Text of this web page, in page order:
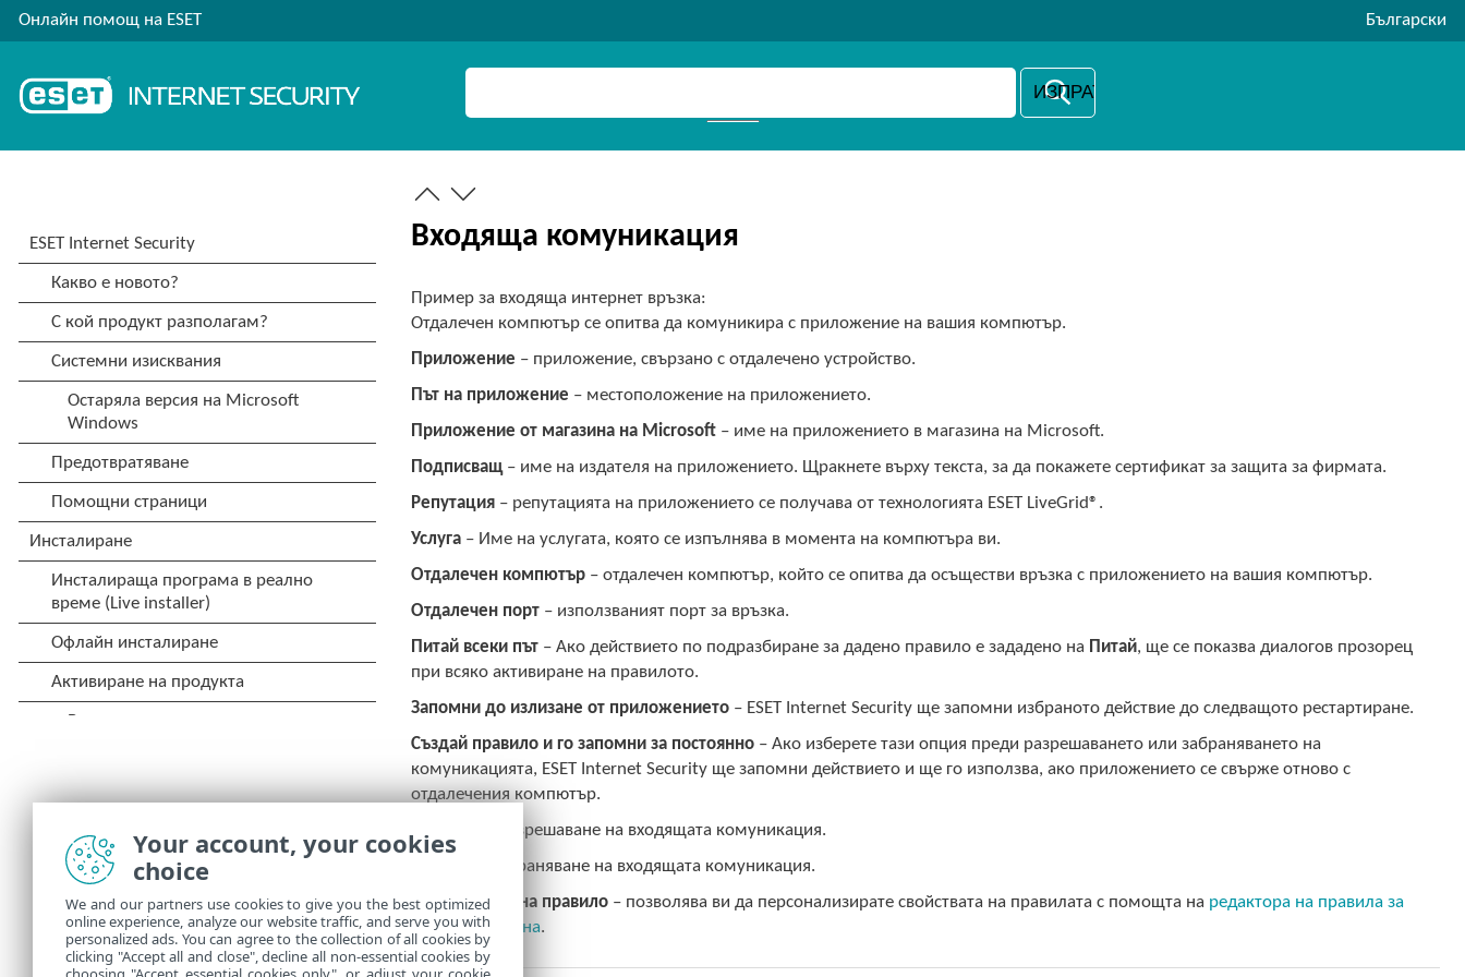
Онлайн помощ на ESET Български
Входяща комуникация
Пример за входяща интернет връзка:
Отдалечен компютър се опитва да комуникира с приложение на вашия компютър.
Приложение – приложение, свързано с отдалечено устройство.
Път на приложение – местоположение на приложението.
Приложение от магазина на Microsoft – име на приложението в магазина на Microsoft.
Подписващ– име на издателя на приложението. Щракнете върху текста, за да покажете сертификат за защита за фирмата.
Репутация – репутацията на приложението се получава от технологията ESET LiveGrid®.
Услуга – Име на услугата, която се изпълнява в момента на компютъра ви.
Отдалечен компютър – отдалечен компютър, който се опитва да осъществи връзка с приложението на вашия компютър.
Отдалечен порт – използваният порт за връзка.
Питай всеки път – Ако действието по подразбиране за дадено правило е зададено на Питай, ще се показва диалогов прозорец
при всяко активиране на правилото.
Запомни до излизане от приложението – ESET Internet Security ще запомни избраното действие до следващото рестартиране.
Създай правило и го запомни за постоянно – Ако изберете тази опция преди разрешаването или забраняването на
комуникацията, ESET Internet Security ще запомни действието и ще го използва, ако приложението се свърже отново с
отдалечения компютър.
– разрешаване на входящата комуникация.
– забраняване на входящата комуникация.
Редактиране на правило – позволява ви да персонализирате свойствата на правилата с помощта на редактора на правила за
защитната стена.
Your account, your cookies
choice
We and our partners use cookies to give you the best optimized
online experience, analyze our website traffic, and serve you with
personalized ads. You can agree to the collection of all cookies by
clicking "Accept all and close", decline all non-essential cookies by